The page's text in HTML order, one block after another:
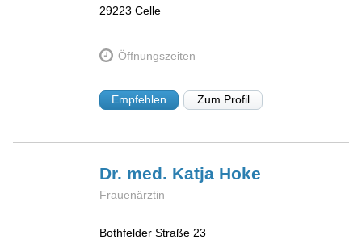
29223 Celle
Öffnungszeiten
Empfehlen Zum Profil
Dr. med. Katja Hoke
Frauenärztin
Bothfelder Straße 23